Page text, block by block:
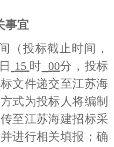
事宜
（投标截止时间，
日 15 时 00分，投标
文件递交至江苏海
式为投标人将编制
至江苏海建招标采
进行相关填报；确